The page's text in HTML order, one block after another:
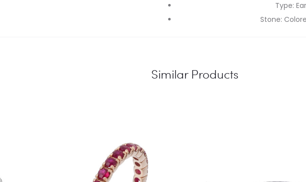
Type:
Stone:
Similar Products